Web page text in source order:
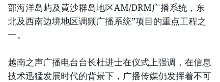
部海洋岛屿及黄沙群岛地区AM/DRM广播系统，东
北及西南边境地区调频广播系统”项目的重点工程之
一。
越南之声广播电台台长杜进士在仪式上强调，在信息
技术迅猛发展时代的背景下，广播传媒仍发挥着不可